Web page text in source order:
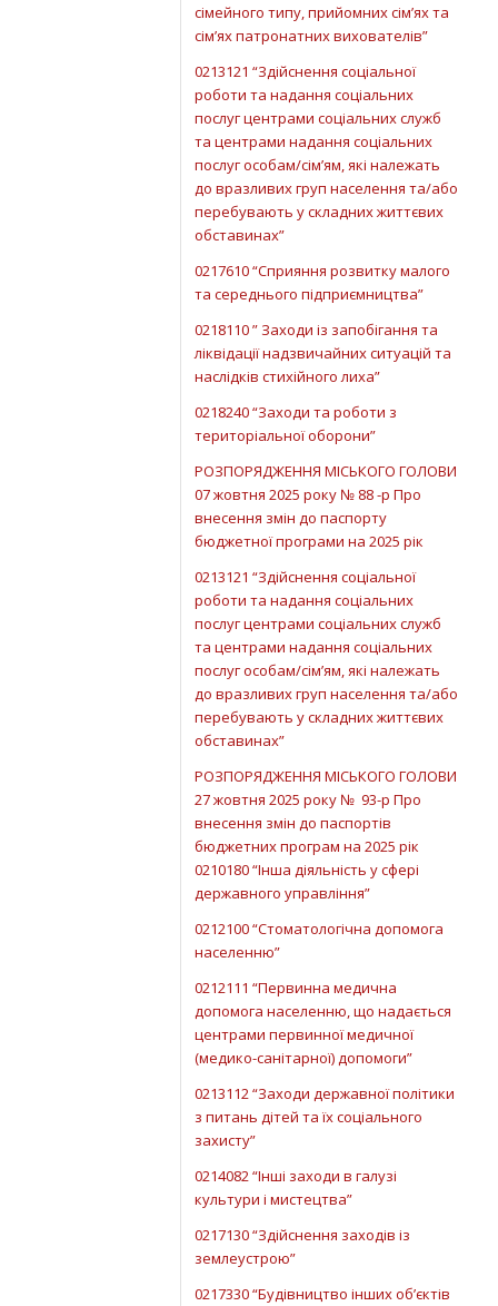
сімейного типу, прийомних сім’ях та
сім’ях патронатних вихователів”
0213121 “Здійснення соціальної
роботи та надання соціальних
послуг центрами соціальних служб
та центрами надання соціальних
послуг особам/сім’ям, які належать
до вразливих груп населення та/або
перебувають у складних життєвих
обставинах”
0217610 “Сприяння розвитку малого
та середнього підприємництва”
0218110 ” Заходи із запобігання та
ліквідації надзвичайних ситуацій та
наслідків стихійного лиха”
0218240 “Заходи та роботи з
територіальної оборони”
РОЗПОРЯДЖЕННЯ МІСЬКОГО ГОЛОВИ
07 жовтня 2025 року № 88 -р Про
внесення змін до паспорту
бюджетної програми на 2025 рік
0213121 “Здійснення соціальної
роботи та надання соціальних
послуг центрами соціальних служб
та центрами надання соціальних
послуг особам/сім’ям, які належать
до вразливих груп населення та/або
перебувають у складних життєвих
обставинах”
РОЗПОРЯДЖЕННЯ МІСЬКОГО ГОЛОВИ
27 жовтня 2025 року № 93-р Про
внесення змін до паспортів
бюджетних програм на 2025 рік
0210180 “Інша діяльність у сфері
державного управління”
0212100 “Стоматологічна допомога
населенню”
0212111 “Первинна медична
допомога населенню, що надається
центрами первинної медичної
(медико-санітарної) допомоги”
0213112 “Заходи державної політики
з питань дітей та їх соціального
захисту”
0214082 “Інші заходи в галузі
культури і мистецтва”
0217130 “Здійснення заходів із
землеустрою”
0217330 “Будівництво інших об’єктів